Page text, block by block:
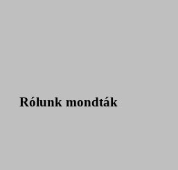
Rólunk mondták